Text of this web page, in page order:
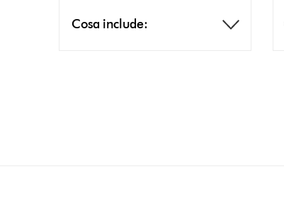
Cosa include: